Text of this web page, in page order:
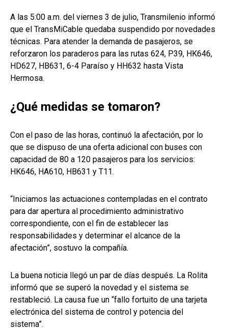
A las 5:00 a.m. del viernes 3 de julio, Transmilenio informó
que el TransMiCable quedaba suspendido por novedades
técnicas. Para atender la demanda de pasajeros, se
reforzaron los paraderos para las rutas 624, P39, HK646,
HD627, HB631, 6-4 Paraíso y HH632 hasta Vista
Hermosa.
¿Qué medidas se tomaron?
Con el paso de las horas, continuó la afectación, por lo
que se dispuso de una oferta adicional con buses con
capacidad de 80 a 120 pasajeros para los servicios:
HK646, HA610, HB631 y T11.
“Iniciamos las actuaciones contempladas en el contrato
para dar apertura al procedimiento administrativo
correspondiente, con el fin de establecer las
responsabilidades y determinar el alcance de la
afectación”, sostuvo la compañía.
La buena noticia llegó un par de días después. La Rolita
informó que se superó la novedad y el sistema se
restableció. La causa fue un “fallo fortuito de una tarjeta
electrónica del sistema de control y potencia del
sistema”.